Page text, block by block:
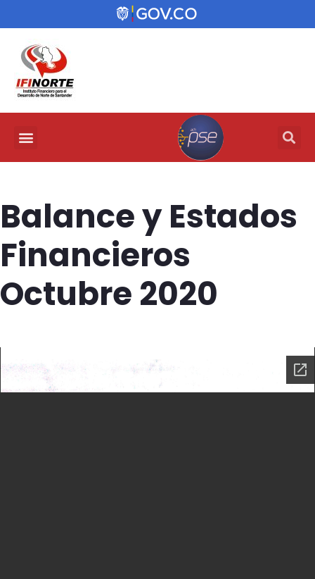
Balance y Estados
Financieros
Octubre 2020